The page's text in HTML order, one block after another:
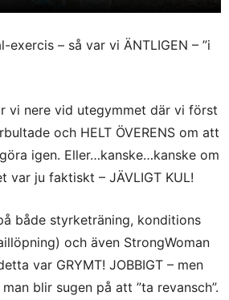
exercis – så var vi ÄNTLIGEN – ”i
vi nere vid utegymmet där vi först
och HELT ÖVERENS om att
igen. Eller…kanske…kanske om
var ju faktiskt – JÄVLIGT KUL!
både styrketräning, konditions
och även StrongWoman
var GRYMT! JOBBIGT – men
blir sugen på att ”ta revansch”.